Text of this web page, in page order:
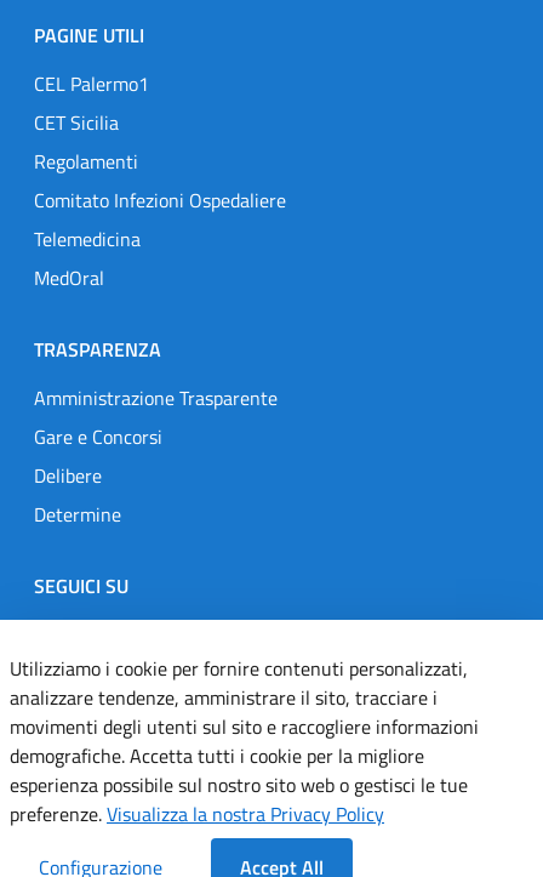
PAGINE UTILI
CEL Palermo1
CET Sicilia
Regolamenti
Comitato Infezioni Ospedaliere
Telemedicina
MedOral
TRASPARENZA
Amministrazione Trasparente
Gare e Concorsi
Delibere
Determine
SEGUICI SU
Designers Italia
TwitterInstagramYoutubeLinkedin
Dichiarazione di accessibilità
Informativa cookie
Utilizziamo i cookie per fornire contenuti personalizzati,
analizzare tendenze, amministrare il sito, tracciare i
movimenti degli utenti sul sito e raccogliere informazioni
demografiche. Accetta tutti i cookie per la migliore
esperienza possibile sul nostro sito web o gestisci le tue
preferenze.Visualizza la nostra Privacy Policy
Configurazione
Accept All